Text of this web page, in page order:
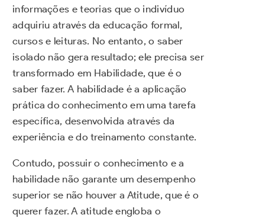
informações e teorias que o indivíduo
adquiriu através da educação formal,
cursos e leituras. No entanto, o saber
isolado não gera resultado; ele precisa ser
transformado em Habilidade, que é o
saber fazer. A habilidade é a aplicação
prática do conhecimento em uma tarefa
específica, desenvolvida através da
experiência e do treinamento constante.
Contudo, possuir o conhecimento e a
habilidade não garante um desempenho
superior se não houver a Atitude, que é o
querer fazer. A atitude engloba o